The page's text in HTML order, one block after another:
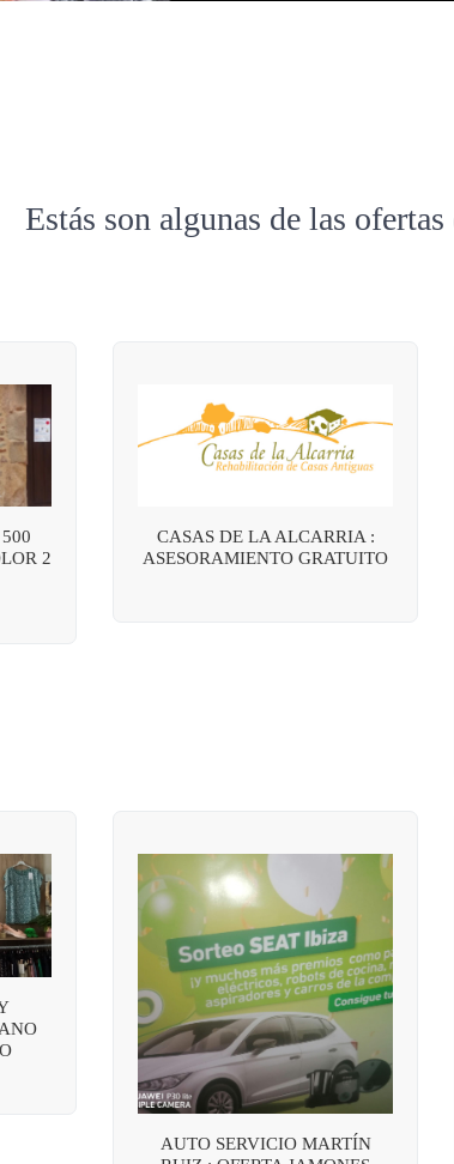
Estás son algunas de las
2
CASAS DE LA ALCARRIA :
ASESORAMIENTO GRATUITO
AUTO SERVICIO MARTÍN